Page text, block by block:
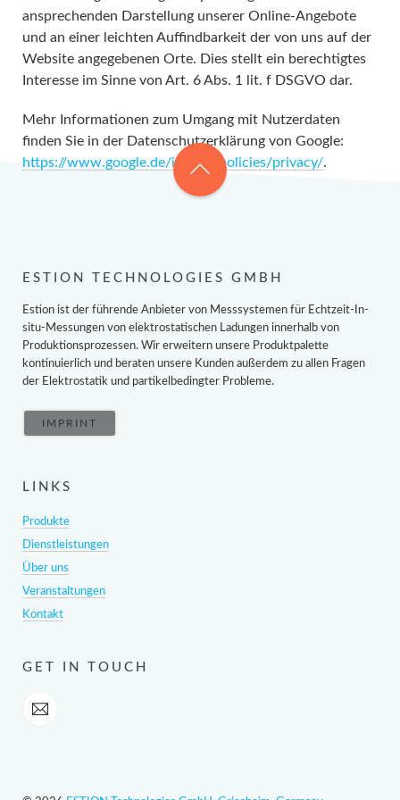
ansprechenden Darstellung unserer Online-Angebote
und an einer leichten Auffindbarkeit der von uns auf der
Website angegebenen Orte. Dies stellt ein berechtigtes
Interesse im Sinne von Art. 6 Abs. 1 lit. f DSGVO dar.
Mehr Informationen zum Umgang mit Nutzerdaten
finden Sie in der Datenschutzerklärung von Google:
https://www.google.de/intl/de/policies/privacy/.
ESTION TECHNOLOGIES GMBH
Estion ist der führende Anbieter von Messsystemen für Echtzeit-In-
situ-Messungen von elektrostatischen Ladungen innerhalb von
Produktionsprozessen. Wir erweitern unsere Produktpalette
kontinuierlich und beraten unsere Kunden außerdem zu allen Fragen
der Elektrostatik und partikelbedingter Probleme.
IMPRINT
LINKS
Produkte
Dienstleistungen
Über uns
Veranstaltungen
Kontakt
GET IN TOUCH